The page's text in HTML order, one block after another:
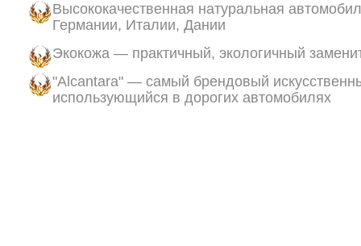
Высококачественная натуральная
Германии, Италии, Дании
Экокожа — практичный, экологичный
"Alcantara" — самый брендовый
использующийся в дорогих автомобилях